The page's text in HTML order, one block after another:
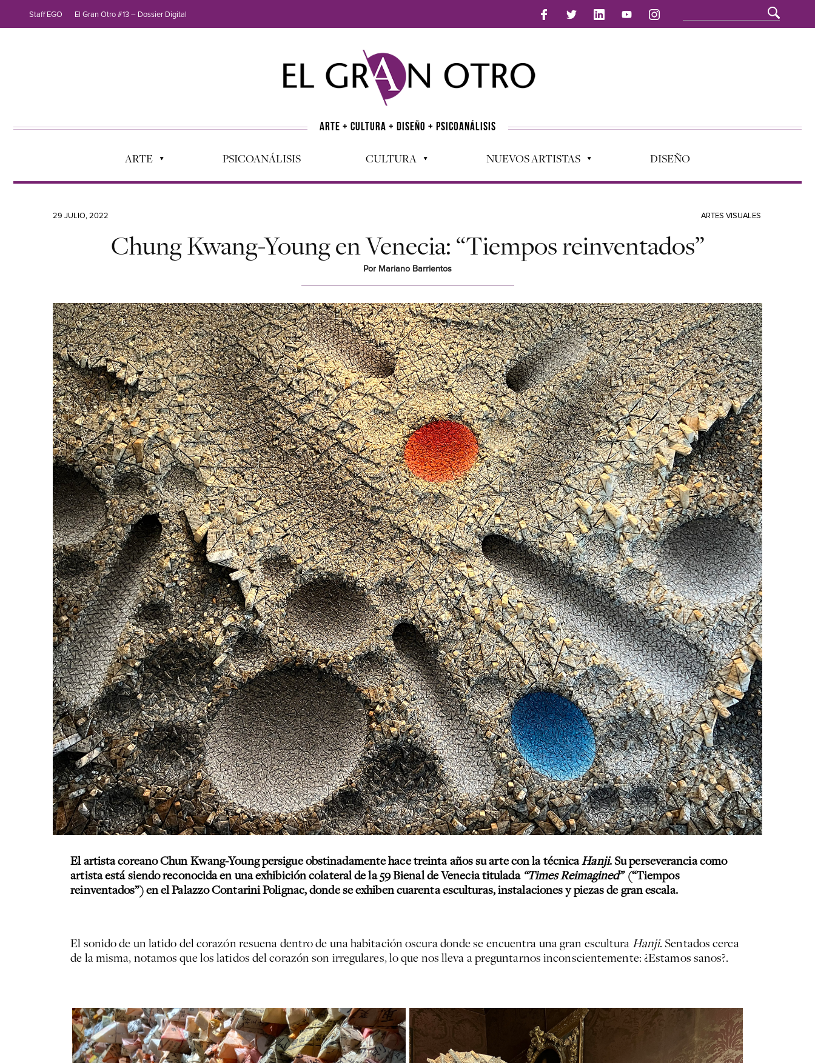
Staff EGO El Gran Otro #13 – Dossier Digital
ARTE + CULTURA + DISEÑO + PSICOANÁLISIS
ARTE PSICOANÁLISIS CULTURA NUEVOS ARTISTAS DISEÑO
29 JULIO, 2022 ARTES VISUALES
Chung Kwang-Young en Venecia: “Tiempos reinventados”
Por Mariano Barrientos
El artista coreano Chun Kwang-Young persigue obstinadamente hace treinta años su arte con la técnicaHanji. Su perseverancia como
artista está siendo reconocida en una exhibición colateral de la 59 Bienal de Venecia titulada “Times Reimagined”(“Tiempos
reinventados”) en el Palazzo Contarini Polignac, donde se exhiben cuarenta esculturas, instalaciones y piezas de gran escala.
El sonido de un latido del corazón resuena dentro de una habitación oscura donde se encuentra una gran esculturaHanji. Sentados cerca
de la misma, notamos que los latidos del corazón son irregulares, lo que nos lleva a preguntarnos inconscientemente: ¿Estamos sanos?.